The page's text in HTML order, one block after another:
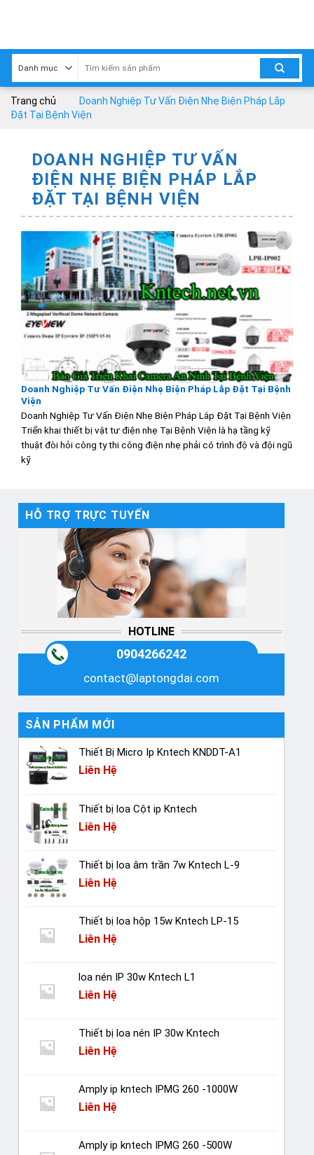
Trang chủ
Doanh Nghiệp Tư Vấn Điện Nhẹ Biện Pháp Lắp
Đặt Tại Bệnh Viện
HỖ TRỢ TRỰC TUYẾN
HOTLINE
0904266242
contact@laptongdai.com
SẢN PHẨM MỚI
Thiết Bị Micro Ip Kntech KNDDT-A1
Liên Hệ
Thiết bị loa Cột ip Kntech
Liên Hệ
Thiết bị loa âm trần 7w Kntech L-9
Liên Hệ
Thiết bị loa hộp 15w Kntech LP-15
Liên Hệ
loa nén IP 30w Kntech L1
Liên Hệ
Thiết bị loa nén IP 30w Kntech
Liên Hệ
Amply ip kntech IPMG 260 -1000W
Liên Hệ
Amply ip kntech IPMG 260 -500W
DOANH NGHIỆP TƯ VẤN
ĐIỆN NHẸ BIỆN PHÁP LẮP
ĐẶT TẠI BỆNH VIỆN
Doanh Nghiệp Tư Vấn Điện Nhẹ Biện Pháp Lắp Đặt Tại Bệnh
Viện
Doanh Nghiệp Tư Vấn Điện Nhẹ Biện Pháp Lắp Đặt Tại Bệnh Viện
Triển khai thiết bị vật tư điện nhẹ Tại Bệnh Viện là hạ tầng kỹ
thuật đòi hỏi công ty thi công điện nhẹ phải có trình độ và đội ngũ
kỹ